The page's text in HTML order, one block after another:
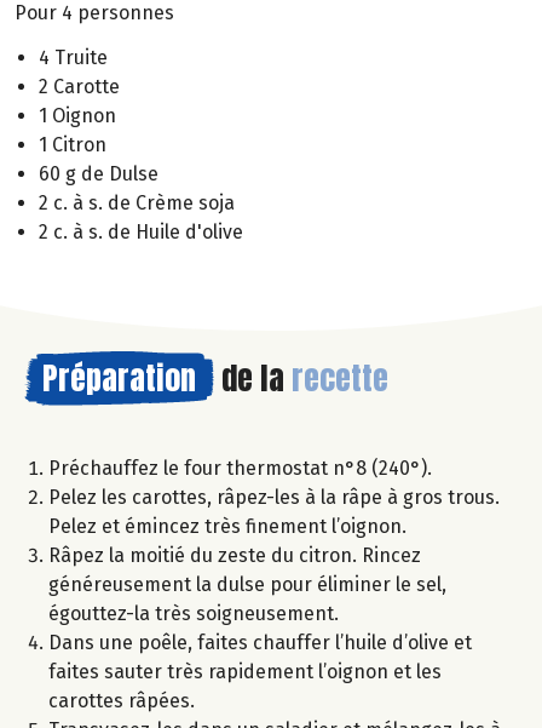
Pour 4 personnes
4 Truite
2 Carotte
1 Oignon
1 Citron
60 g de Dulse
2 c. à s. de Crème soja
2 c. à s. de Huile d'olive
Préparation de la recette
Préchauffez le four thermostat n°8 (240°).
Pelez les carottes, râpez-les à la râpe à gros trous.
Pelez et émincez très finement l’oignon.
Râpez la moitié du zeste du citron. Rincez
généreusement la dulse pour éliminer le sel,
égouttez-la très soigneusement.
Dans une poêle, faites chauffer l’huile d’olive et
faites sauter très rapidement l’oignon et les
carottes râpées.